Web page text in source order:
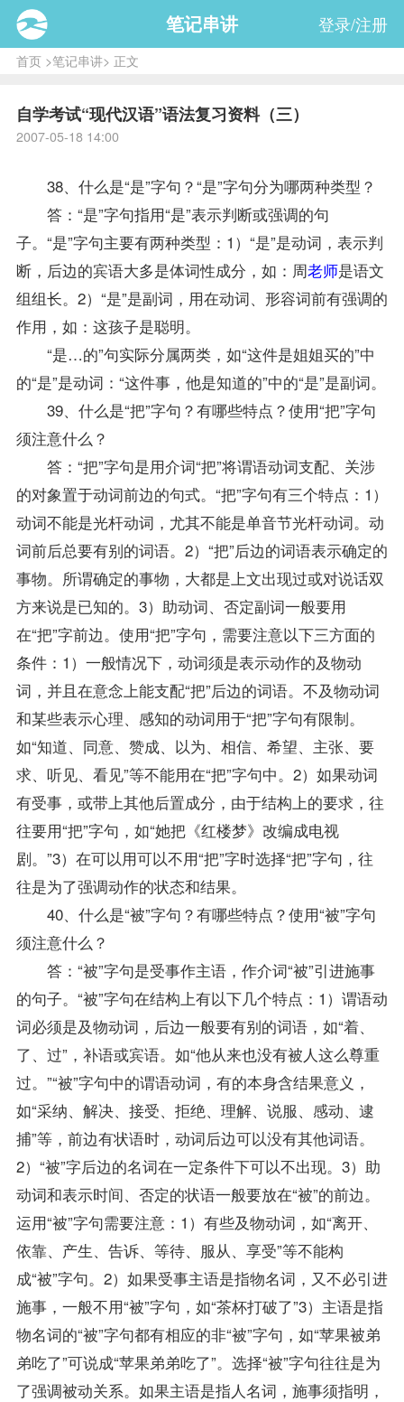
笔记串讲 登录/注册
首页>笔记串讲> 正文
自学考试“现代汉语”语法复习资料（三）
2007-05-18 14:00
38、什么是“是”字句？“是”字句分为哪两种类型？
答：“是”字句指用“是”表示判断或强调的句
子。“是”字句主要有两种类型：1）“是”是动词，表示判
断，后边的宾语大多是体词性成分，如：周老师是语文
组组长。2）“是”是副词，用在动词、形容词前有强调的
作用，如：这孩子是聪明。
“是…的”句实际分属两类，如“这件是姐姐买的”中
的“是”是动词：“这件事，他是知道的”中的“是”是副词。
39、什么是“把”字句？有哪些特点？使用“把”字句
须注意什么？
答：“把”字句是用介词“把”将谓语动词支配、关涉
的对象置于动词前边的句式。“把”字句有三个特点：1）
动词不能是光杆动词，尤其不能是单音节光杆动词。动
词前后总要有别的词语。2）“把”后边的词语表示确定的
事物。所谓确定的事物，大都是上文出现过或对说话双
方来说是已知的。3）助动词、否定副词一般要用
在“把”字前边。使用“把”字句，需要注意以下三方面的
条件：1）一般情况下，动词须是表示动作的及物动
词，并且在意念上能支配“把”后边的词语。不及物动词
和某些表示心理、感知的动词用于“把”字句有限制。
如“知道、同意、赞成、以为、相信、希望、主张、要
求、听见、看见”等不能用在“把”字句中。2）如果动词
有受事，或带上其他后置成分，由于结构上的要求，往
往要用“把”字句，如“她把《红楼梦》改编成电视
剧。”3）在可以用可以不用“把”字时选择“把”字句，往
往是为了强调动作的状态和结果。
40、什么是“被”字句？有哪些特点？使用“被”字句
须注意什么？
答：“被”字句是受事作主语，作介词“被”引进施事
的句子。“被”字句在结构上有以下几个特点：1）谓语动
词必须是及物动词，后边一般要有别的词语，如“着、
了、过”，补语或宾语。如“他从来也没有被人这么尊重
过。”“被”字句中的谓语动词，有的本身含结果意义，
如“采纳、解决、接受、拒绝、理解、说服、感动、逮
捕”等，前边有状语时，动词后边可以没有其他词语。
2）“被”字后边的名词在一定条件下可以不出现。3）助
动词和表示时间、否定的状语一般要放在“被”的前边。
运用“被”字句需要注意：1）有些及物动词，如“离开、
依靠、产生、告诉、等待、服从、享受”等不能构
成“被”字句。2）如果受事主语是指物名词，又不必引进
施事，一般不用“被”字句，如“茶杯打破了”3）主语是指
物名词的“被”字句都有相应的非“被”字句，如“苹果被弟
弟吃了”可说成“苹果弟弟吃了”。选择“被”字句往往是为
了强调被动关系。如果主语是指人名词，施事须指明，